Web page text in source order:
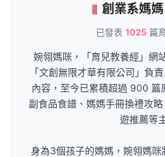
創業系媽
已發表 1025篇
婉翎媽咪，「育兒教養經」網
「文創無限才華有限公司」負
內容，至今已累積超過 900 篇
副食品食譜、媽媽手冊換禮攻
遊推薦等
身為3個孩子的媽媽，婉翎媽